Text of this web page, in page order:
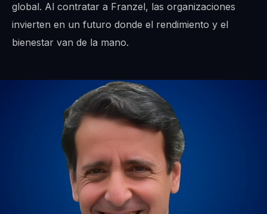
global. Al contratar a Franzel, las organizaciones
invierten en un futuro donde el rendimiento y el
bienestar van de la mano.